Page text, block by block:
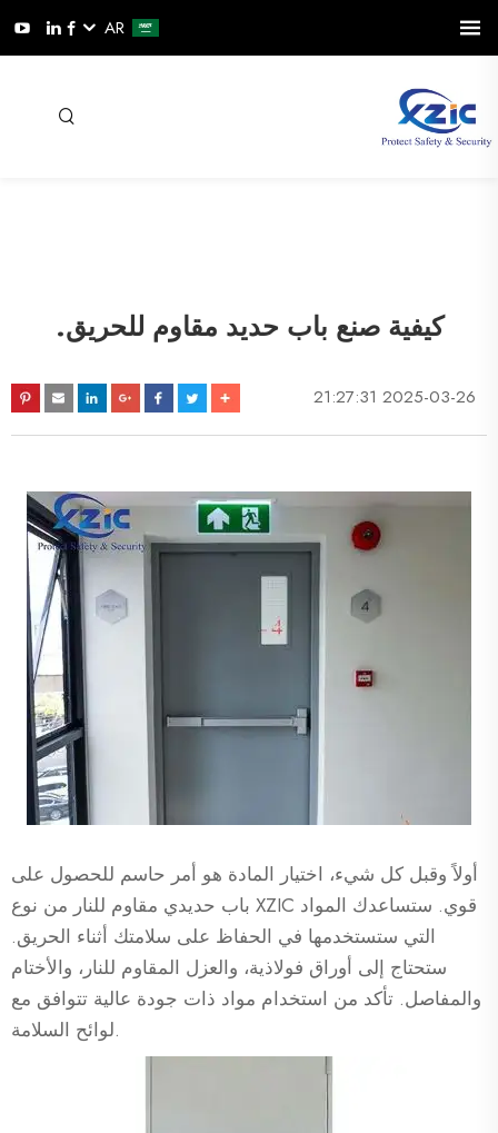
AR
كيفية صنع باب حديد مقاوم للحريق.
2025-03-26 21:27:31
أولاً وقبل كل شيء، اختيار المادة هو أمر حاسم للحصول على
باب حديدي مقاوم للنار من نوع XZIC قوي. ستساعدك المواد
التي ستستخدمها في الحفاظ على سلامتك أثناء الحريق.
ستحتاج إلى أوراق فولاذية، والعزل المقاوم للنار، والأختام
والمفاصل. تأكد من استخدام مواد ذات جودة عالية تتوافق مع
لوائح السلامة.